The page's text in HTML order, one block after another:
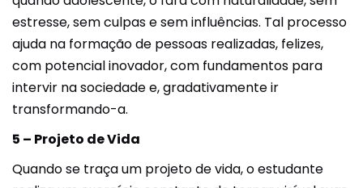
estresse, sem culpas e sem influências. Tal processo
ajuda na formação de pessoas realizadas, felizes,
com potencial inovador, com fundamentos para
intervir na sociedade e, gradativamente ir
transformando-a.
5 – Projeto de Vida
Quando se traça um projeto de vida, o estudante